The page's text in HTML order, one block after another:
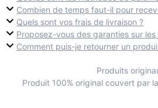
Combien de temps faut-il pour
Quels sont vos frais de livraison ?
Proposez-vous des garanties sur
Comment puis-je retourner un
Produits
Produit 100% original couvert par